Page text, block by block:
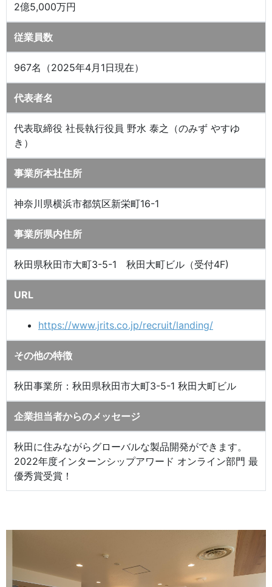
2億5,000万円
従業員数
967名（2025年4月1日現在）
代表者名
代表取締役 社長執行役員 野水 泰之（のみず やすゆ
き）
事業所本社住所
神奈川県横浜市都筑区新栄町16-1
事業所県内住所
秋田県秋田市大町3-5-1 秋田大町ビル（受付4F)
URL
https://www.jrits.co.jp/recruit/landing/
その他の特徴
秋田事業所：秋田県秋田市大町3-5-1 秋田大町ビル
企業担当者からのメッセージ
秋田に住みながらグローバルな製品開発ができます。
2022年度インターンシップアワード オンライン部門 最
優秀賞受賞！